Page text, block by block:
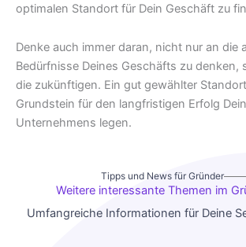
optimalen Standort für Dein Geschäft zu
Denke auch immer daran, nicht nur an die
Bedürfnisse Deines Geschäfts zu denken,
die zukünftigen. Ein gut gewählter
Grundstein für den langfristigen Erfolg
Unternehmens legen.
Tipps und News für Gründer
Weitere interessante Themen im
Umfangreiche Informationen für Deine